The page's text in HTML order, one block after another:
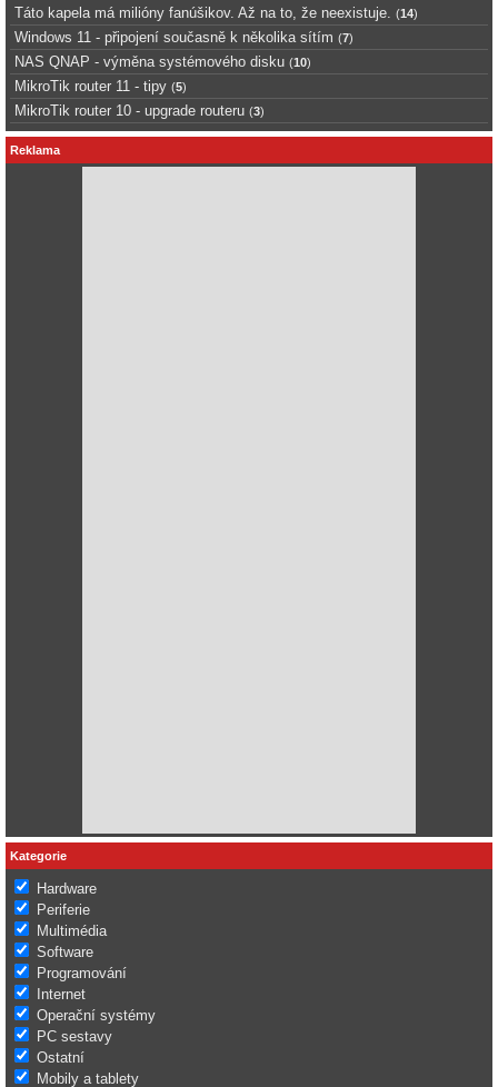
Táto kapela má milióny fanúšikov. Až na to, že neexistuje. (14)
Windows 11 - připojení současně k několika sítím (7)
NAS QNAP - výměna systémového disku (10)
MikroTik router 11 - tipy (5)
MikroTik router 10 - upgrade routeru (3)
Reklama
Kategorie
Hardware
Periferie
Multimédia
Software
Programování
Internet
Operační systémy
PC sestavy
Ostatní
Mobily a tablety